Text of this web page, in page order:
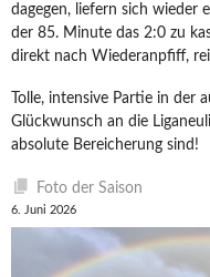
dagegen, liefern sich wieder
der 85. Minute das 2:0 zu
direkt nach Wiederanpfiff,
Tolle, intensive Partie in der
Glückwunsch an die
absolute Bereicherung sind!
Foto der Saison
6. Juni 2026